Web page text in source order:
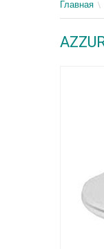
Главная